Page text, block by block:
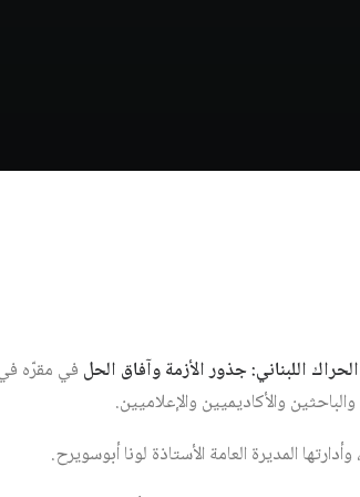
الحراك اللبناني: جذور الأزمة وآفاق الحل
المديرة العامة الأستاذة لونا أبوسويرح.